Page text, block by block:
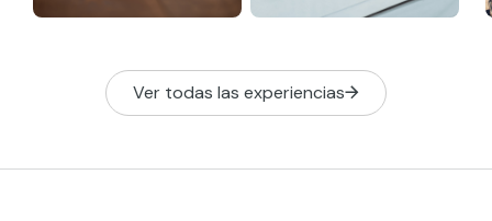
Ver todas las experiencias